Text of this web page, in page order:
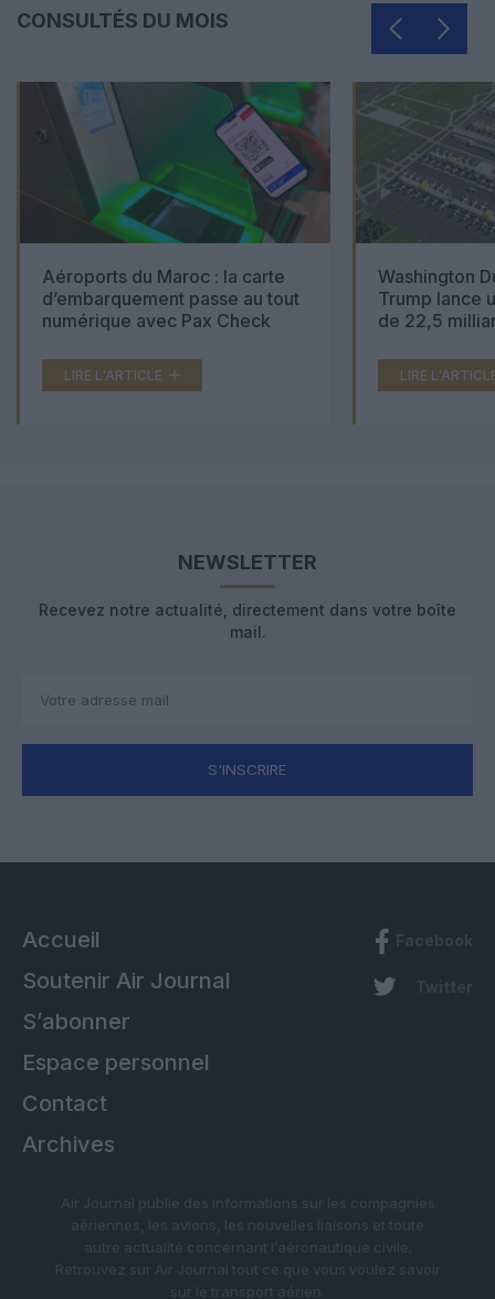
CONSULTÉS DU MOIS
Aéroports du Maroc : la carte
d’embarquement passe au tout
numérique avec Pax Check
LIRE L'ARTICLE
Washington
Trump lance
de 22,5
LIRE
NEWSLETTER
Recevez notre actualité, directement dans votre boîte
mail.
S'INSCRIRE
Accueil
Soutenir Air Journal
S’abonner
Espace personnel
Contact
Archives